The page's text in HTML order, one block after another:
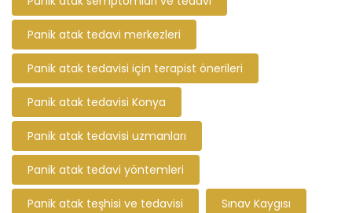
Panik atak tedavi merkezleri
Panik atak tedavisi için terapist önerileri
Panik atak tedavisi Konya
Panik atak tedavisi uzmanları
Panik atak tedavi yöntemleri
Panik atak teşhisi ve tedavisi Sınav Kaygısı